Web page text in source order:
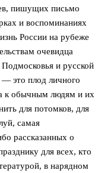
пишущих письмо
и воспоминаниях
России на рубеже
очевидца
и русской
это плод личного
к обычным людям и их
для потомков, для
самая
рассказанных о
для всех, кто
в нарядном